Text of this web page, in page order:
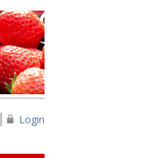
Login